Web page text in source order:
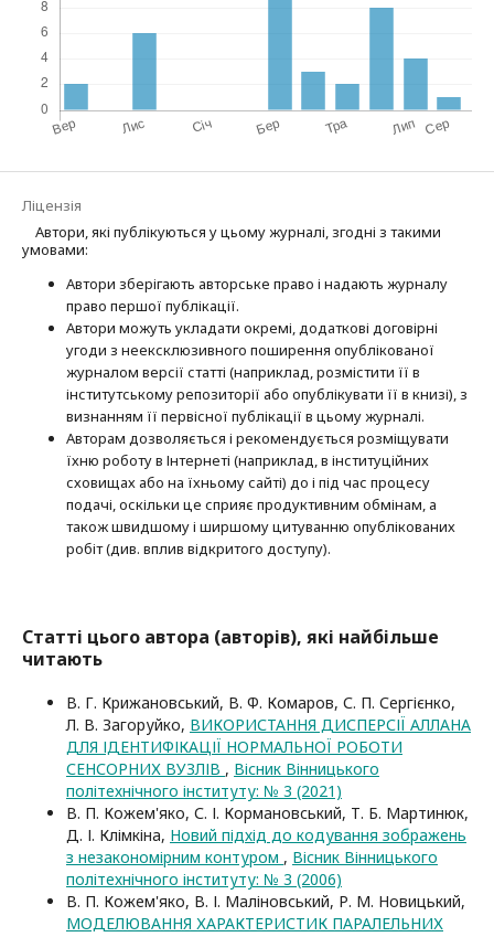
Ліцензія
Автори, які публікуються у цьому журналі, згодні з такими
умовами:
Автори зберігають авторське право і надають журналу
право першої публі­кації.
Автори можуть укладати окремі, додат­кові договірні
угоди з неексклюзив­ного поширення опублікованої
журналом версії статті (наприклад, розмістити її в
інститутському репозиторії або опубліку­вати її в книзі), з
визнанням її первісної публікації в цьому журналі.
Авторам дозволяється і рекомендується розміщувати
їхню роботу в Інтернеті (наприклад, в інституційних
сховищах або на їхньому сайті) до і під час процесу
подачі, оскільки це сприяє продуктивним обмінам, а
також швидшому і ширшому цитуванню опубліко­ва­них
робіт (див. вплив відкритого доступу).
Статті цього автора (авторів), які найбільше
читають
В. Г. Крижановський, В. Ф. Комаров, С. П. Сергієнко,
Л. В. Загоруйко, ВИКОРИСТАННЯ ДИСПЕРСІЇ АЛЛАНА
ДЛЯ ІДЕНТИФІКАЦІЇ НОРМАЛЬНОЇ РОБОТИ
СЕНСОРНИХ ВУЗЛІВ , Вісник Вінницького
політехнічного інституту: № 3 (2021)
В. П. Кожем'яко, С. І. Кормановський, Т. Б. Мартинюк,
Д. І. Клімкіна, Новий підхід до кодування зображень
з незакономірним контуром , Вісник Вінницького
політехнічного інституту: № 3 (2006)
В. П. Кожем'яко, В. І. Маліновський, Р. М. Новицький,
МОДЕЛЮВАННЯ ХАРАКТЕРИСТИК ПАРАЛЕЛЬНИХ